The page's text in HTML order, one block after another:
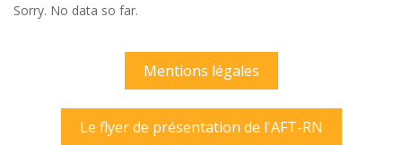
Sorry. No data so far.
Mentions légales
Le flyer de présentation de l'AFT-RN